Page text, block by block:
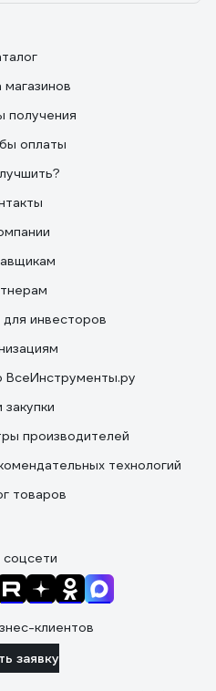
получения
оплаты
инвесторов
ВсеИнструменты.ру
производителей
технологий
товаров
клиентов
заявку